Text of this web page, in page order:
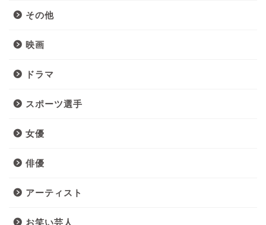
その他
映画
ドラマ
スポーツ選手
女優
俳優
アーティスト
お笑い芸人